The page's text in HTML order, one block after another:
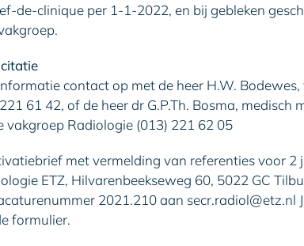
de-clinique per 1-1-2022, en bij gebleken
contact op met de heer H.W.
61 42, of de heer dr G.P.Th. Bosma, medisch
vakgroep Radiologie (013) 221 62 05
met vermelding van referenties voor
ETZ, Hilvarenbeekseweg 60, 5022 GC
2021.210 aan secr.radiol@etz.nl
formulier.